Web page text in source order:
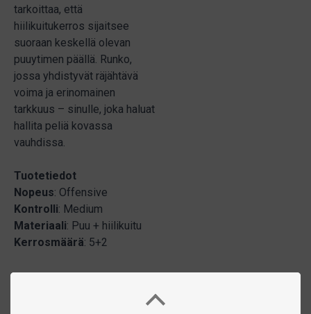
tarkoittaa, että
hiilikuitukerros sijaitsee
suoraan keskellä olevan
puuytimen päällä. Runko,
jossa yhdistyvät räjähtävä
voima ja erinomainen
tarkkuus – sinulle, joka haluat
hallita peliä kovassa
vauhdissa.
Tuotetiedot
Nopeus: Offensive
Kontrolli: Medium
Materiaali: Puu + hiilikuitu
Kerrosmäärä: 5+2